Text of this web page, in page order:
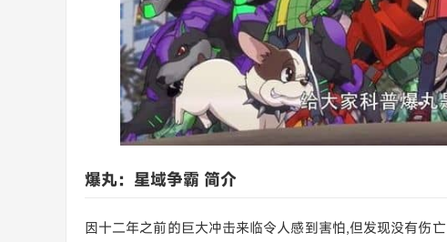
爆丸：星域争霸 简介
因十二年之前的巨大冲击来临令人感到害怕,但发现没有伤